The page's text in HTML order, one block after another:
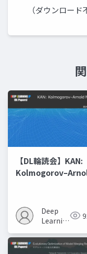
（ダウンロード
【DL輪読会】KAN:
Deep
Learning